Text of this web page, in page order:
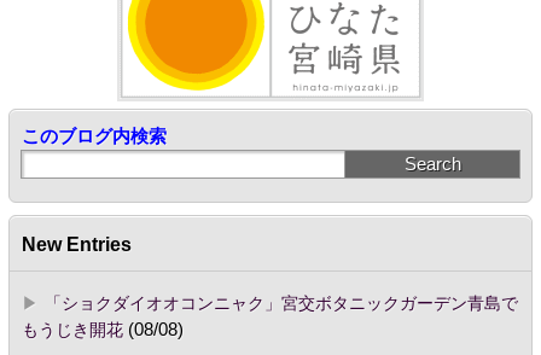
このブログ内検索
New Entries
「ショクダイオオコンニャク」宮交ボタニックガーデン青島で
もうじき開花(08/08)